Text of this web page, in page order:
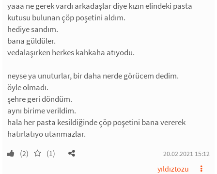
yaaa ne gerek vardı arkadaşlar diye kızın elindeki pasta
kutusu bulunan çöp poşetini aldım.
hediye sandım.
bana güldüler.
vedalaşırken herkes kahkaha atıyodu.
neyse ya unuturlar, bir daha nerde görücem dedim.
öyle olmadı.
şehre geri döndüm.
aynı birime verildim.
hala her pasta kesildiğinde çöp poşetini bana vererek
hatırlatıyo utanmazlar.
(2) (1) 20.02.2021 15:12
yıldıztozu